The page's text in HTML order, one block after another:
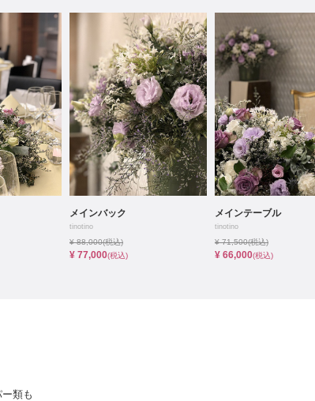
メインバック
tinotino
¥ 88,000(税込)
¥ 77,000(税込)
メインテーブル
tinotino
¥ 71,500(税込)
¥ 66,000(税込)
類も